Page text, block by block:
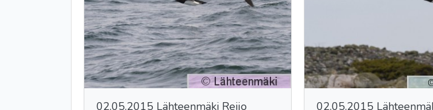
02.05.2015 Lähteenmäki Reijo 02.05.2015